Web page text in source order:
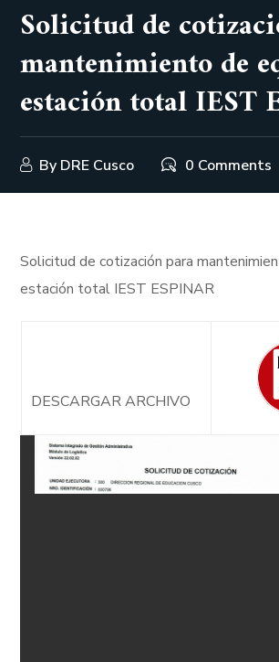
Solicitud de
mantenimiento de
estación total IEST
By DRE Cusco 0 Comments
Solicitud de cotización para
estación total IEST ESPINAR
DESCARGAR ARCHIVO